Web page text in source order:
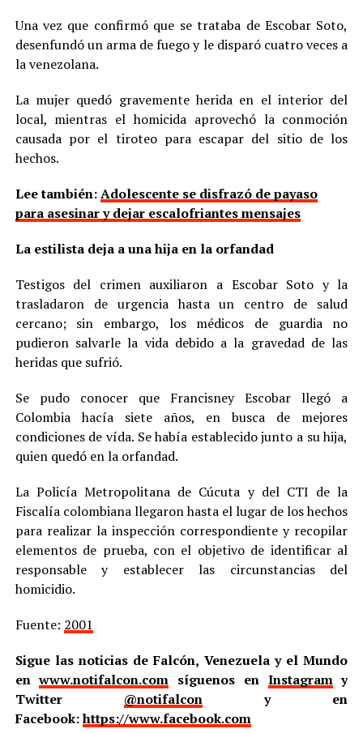
Una vez que confirmó que se trataba de Escobar Soto,
desenfundó un arma de fuego y le disparó cuatro veces a
la venezolana.
La mujer quedó gravemente herida en el interior del
local, mientras el homicida aprovechó la conmoción
causada por el tiroteo para escapar del sitio de los
hechos.
Lee también:Adolescente se disfrazó de payaso
para asesinar y dejar escalofriantes mensajes
La estilista deja a una hija en la orfandad
Testigos del crimen auxiliaron a Escobar Soto y la
trasladaron de urgencia hasta un centro de salud
cercano; sin embargo, los médicos de guardia no
pudieron salvarle la vida debido a la gravedad de las
heridas que sufrió.
Se pudo conocer que Francisney Escobar llegó a
Colombia hacía siete años, en busca de mejores
condiciones de vída. Se había establecido junto a su hija,
quien quedó en la orfandad.
La Policía Metropolitana de Cúcuta y del CTI de la
Fiscalía colombiana llegaron hasta el lugar de los hechos
para realizar la inspección correspondiente y recopilar
elementos de prueba, con el objetivo de identificar al
responsable y establecer las circunstancias del
homicidio.
Fuente: 2001
Sigue las noticias de Falcón, Venezuela y el Mundo
enwww.notifalcon.com síguenos en Instagramy
Twitter @notifalcony en
Facebook:https://www.facebook.com